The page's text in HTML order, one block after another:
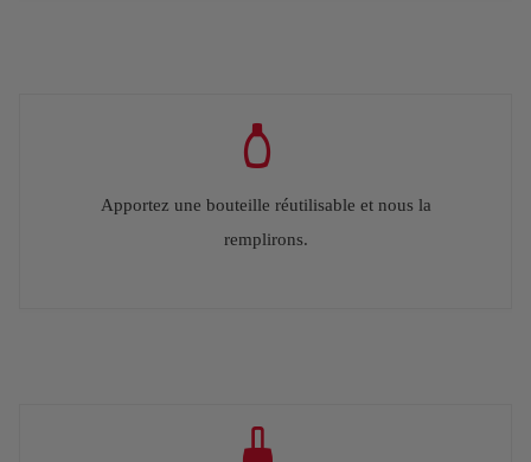
Apportez une bouteille réutilisable et nous la
remplirons.